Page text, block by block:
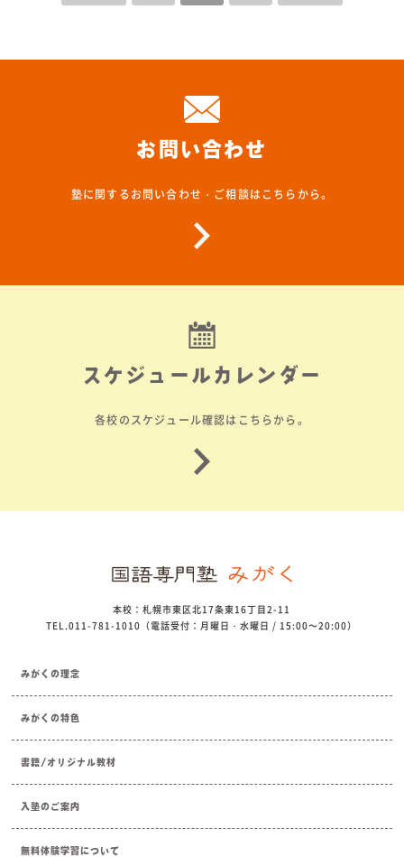
お問い合わせ
塾に関するお問い合わせ・ご相談はこちらから。
スケジュールカレンダー
各校のスケジュール確認はこちらから。
本校：札幌市東区北17条東16丁目2-11
TEL.011-781-1010（電話受付：月曜日・水曜日 / 15:00～20:00）
みがくの理念
みがくの特色
書籍/オリジナル教材
入塾のご案内
無料体験学習について